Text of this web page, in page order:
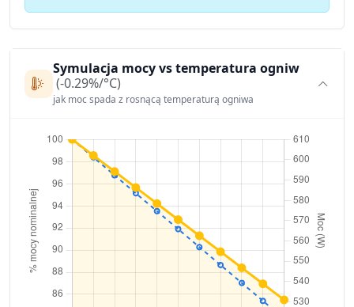
Symulacja mocy vs temperatura ogniw
(-0.29%/°C)
jak moc spada z rosnącą temperaturą ogniwa